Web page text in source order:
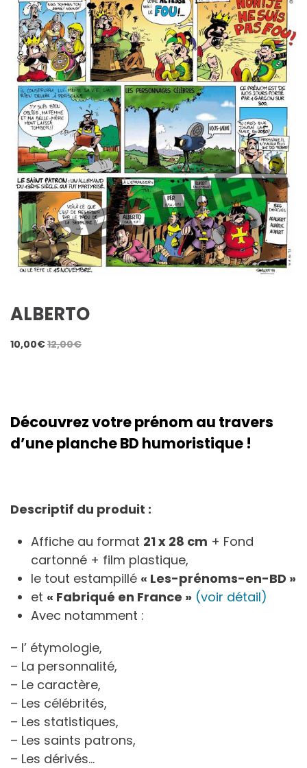
ALBERTO
10,00€12,00€
Découvrez votre prénom au travers
d’une planche BD humoristique !
Descriptif du produit :
Affiche au format 21 x 28 cm + Fond
cartonné + film plastique,
le tout estampillé « Les-prénoms-en-BD »
et « Fabriqué en France » (voir détail)
Avec notamment :
– l’ étymologie,
– La personnalité,
– Le caractère,
– Les célébrités,
– Les statistiques,
– Les saints patrons,
– Les dérivés…